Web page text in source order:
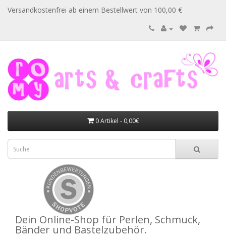
Versandkostenfrei ab einem Bestellwert von 100,00 €
0 Artikel - 0,00€
Dein Online-Shop für Perlen, Schmuck,
Bänder und Bastelzubehör.